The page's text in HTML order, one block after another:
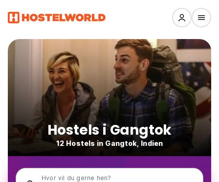
Hostels i Gangtok
12 Hostels in Gangtok, Indien
Hvor vil du gerne hen?